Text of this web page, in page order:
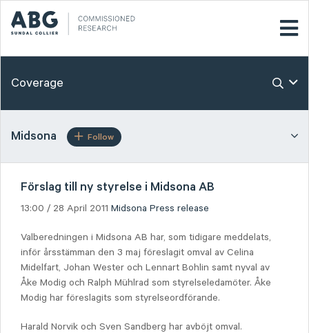
Coverage
Midsona Follow
Förslag till ny styrelse i Midsona AB
13:00 / 28 April 2011 Midsona Press release
Valberedningen i Midsona AB har, som tidigare meddelats,
inför årsstämman den 3 maj föreslagit omval av Celina
Midelfart, Johan Wester och Lennart Bohlin samt nyval av
Åke Modig och Ralph Mühlrad som styrelseledamöter. Åke
Modig har föreslagits som styrelseordförande.
Harald Norvik och Sven Sandberg har avböjt omval.